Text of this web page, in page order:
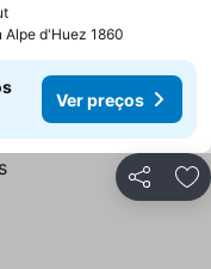
Alpe d'Huez 1860
Ver preços
Partilhar